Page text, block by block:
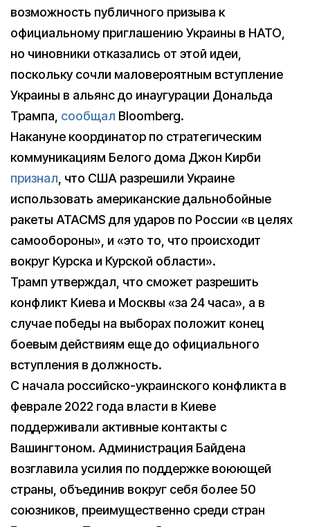
возможность публичного призыва к
официальному приглашению Украины в НАТО,
но чиновники отказались от этой идеи,
поскольку сочли маловероятным вступление
Украины в альянс до инаугурации Дональда
Трампа, сообщал Bloomberg.
Накануне координатор по стратегическим
коммуникациям Белого дома Джон Кирби
признал, что США разрешили Украине
использовать американские дальнобойные
ракеты ATACMS для ударов по России «в целях
самообороны», и «это то, что происходит
вокруг Курска и Курской области».
Трамп утверждал, что сможет разрешить
конфликт Киева и Москвы «за 24 часа», а в
случае победы на выборах положит конец
боевым действиям еще до официального
вступления в должность.
С начала российско-украинского конфликта в
феврале 2022 года власти в Киеве
поддерживали активные контакты с
Вашингтоном. Администрация Байдена
возглавила усилия по поддержке воюющей
страны, объединив вокруг себя более 50
союзников, преимущественно среди стран